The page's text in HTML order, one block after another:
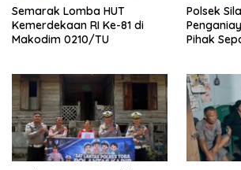
Semarak Lomba HUT
Kemerdekaan RI Ke-81 di
Makodim 0210/TU
Polsek
Pihak